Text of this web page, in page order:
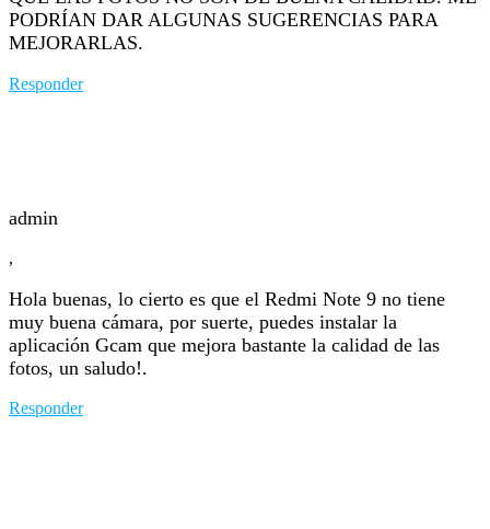
PODRÍAN DAR ALGUNAS SUGERENCIAS PARA
MEJORARLAS.
Responder
admin
,
Hola buenas, lo cierto es que el Redmi Note 9 no tiene
muy buena cámara, por suerte, puedes instalar la
aplicación Gcam que mejora bastante la calidad de las
fotos, un saludo!.
Responder